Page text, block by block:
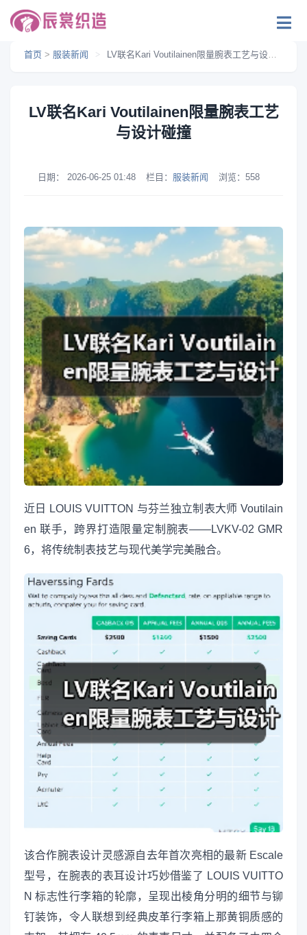
首页 > 服装新闻 > LV联名Kari Voutilainen限量腕表工艺与设计碰撞
LV联名Kari Voutilainen限量腕表工艺
与设计碰撞
日期： 2026-06-25 01:48 栏目： 服装新闻 浏览： 558
近日 LOUIS VUITTON 与芬兰独立制表大师 Voutilain
en 联手，跨界打造限量定制腕表——LVKV-02 GMR
6，将传统制表技艺与现代美学完美融合。
该合作腕表设计灵感源自去年首次亮相的最新 Escale
型号，在腕表的表耳设计巧妙借鉴了 LOUIS VUITTO
N 标志性行李箱的轮廓，呈现出棱角分明的细节与铆
钉装饰，令人联想到经典皮革行李箱上那黄铜质感的